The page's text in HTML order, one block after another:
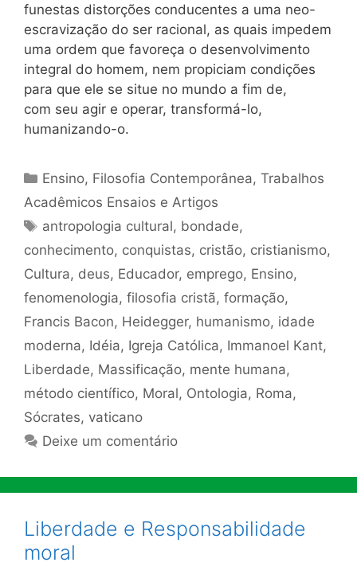
funestas distorções conducentes a uma neo-
escravização do ser racional, as quais impedem
uma ordem que favoreça o desenvolvimento
integral do homem, nem propiciam condições
para que ele se situe no mundo a fim de,
com seu agir e operar, transformá-lo,
humanizando-o.
Categorias
Ensino, Filosofia Contemporânea,Trabalhos
Acadêmicos Ensaios e Artigos
Tags
antropologia cultural, bondade,
conhecimento, conquistas, cristão, cristianismo,
Cultura, deus, Educador, emprego, Ensino,
fenomenologia, filosofia cristã, formação,
Francis Bacon, Heidegger, humanismo, idade
moderna, Idéia, Igreja Católica, Immanoel Kant,
Liberdade, Massificação, mente humana,
método científico, Moral, Ontologia, Roma,
Sócrates, vaticano
Deixe um comentário
Liberdade e Responsabilidade
moral